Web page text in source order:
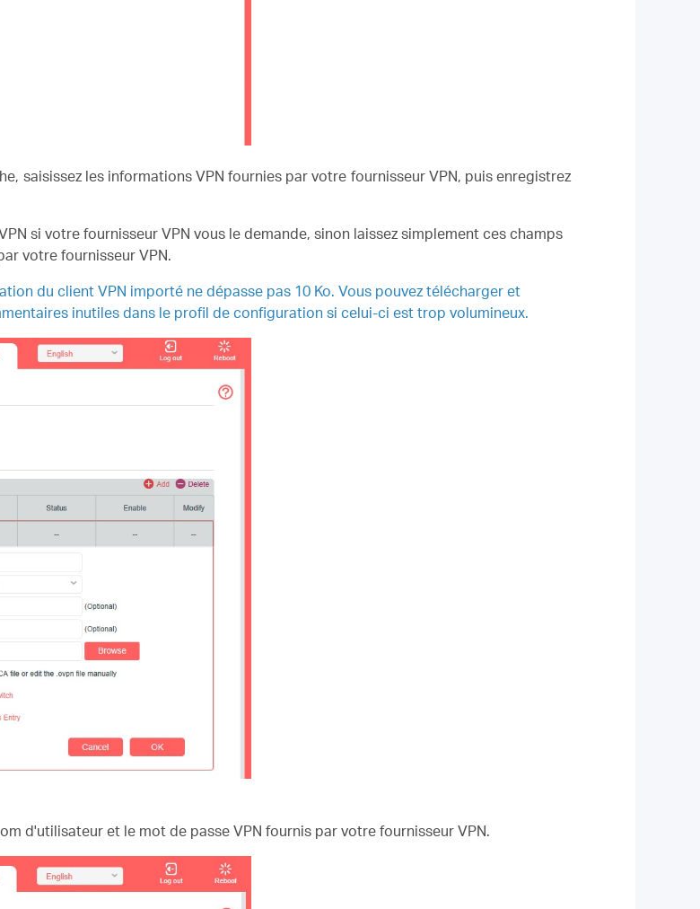
saisissez les informations VPN fournies par votre fournisseur VPN, puis enregistrez
si votre fournisseur VPN vous le demande, sinon laissez simplement ces champs
votre fournisseur VPN.
du client VPN importé ne dépasse pas 10 Ko. Vous pouvez télécharger et
inutiles dans le profil de configuration si celui-ci est trop volumineux.
d'utilisateur et le mot de passe VPN fournis par votre fournisseur VPN.